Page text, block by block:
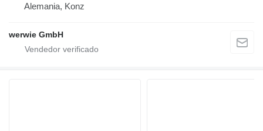
Alemania, Konz
werwie GmbH